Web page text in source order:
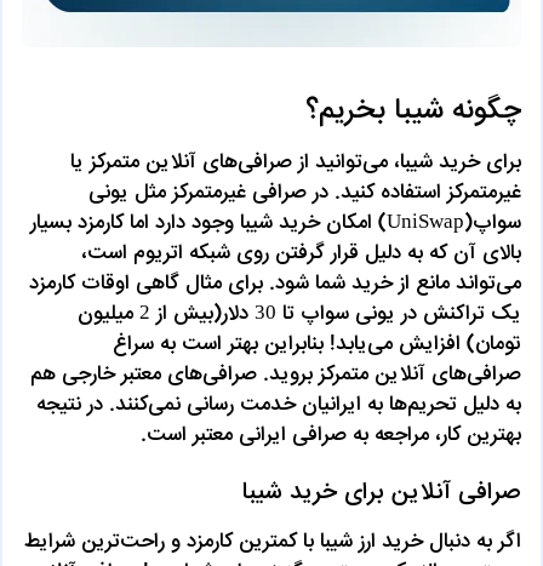
چگونه شیبا بخریم؟
برای خرید شیبا، می‌توانید از صرافی‌های آنلاین متمرکز یا
غیرمتمرکز استفاده کنید. در صرافی غیرمتمرکز مثل یونی
سواپ(UniSwap) امکان خرید شیبا وجود دارد اما کارمزد بسیار
بالای آن که به دلیل قرار گرفتن روی شبکه اتریوم است،
می‌تواند مانع از خرید شما شود. برای مثال گاهی اوقات کارمزد
یک تراکنش در یونی سواپ تا 30 دلار(بیش از 2 میلیون
تومان) افزایش می‌یابد! بنابراین بهتر است به سراغ
صرافی‌های آنلاین متمرکز بروید. صرافی‌های معتبر خارجی هم
به دلیل تحریم‌ها به ایرانیان خدمت رسانی نمی‌کنند. در نتیجه
بهترین کار، مراجعه به صرافی‌ ایرانی معتبر است.
صرافی آنلاین برای خرید شیبا
اگر به دنبال خرید ارز شیبا با کمترین کارمزد و راحت‌ترین شرایط